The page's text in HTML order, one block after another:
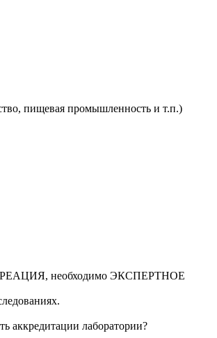
пищевая промышленность и т.п.)
необходимо ЭКСПЕРТНОЕ
аккредитации лаборатории?